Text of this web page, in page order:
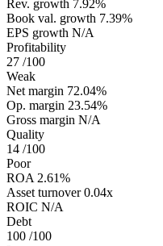
Rev. growth 7.92%
Book val. growth 7.39%
EPS growth N/A
Profitability
27 /100
Weak
Net margin 72.04%
Op. margin 23.54%
Gross margin N/A
Quality
14 /100
Poor
ROA 2.61%
Asset turnover 0.04x
ROIC N/A
Debt
100 /100